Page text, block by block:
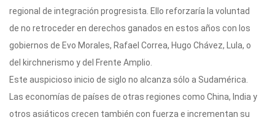
regional de integración progresista. Ello reforzaría la voluntad
de no retroceder en derechos ganados en estos años con los
gobiernos de Evo Morales, Rafael Correa, Hugo Chávez, Lula, o
del kirchnerismo y del Frente Amplio.
Este auspicioso inicio de siglo no alcanza sólo a Sudamérica.
Las economías de países de otras regiones como China, India y
otros asiáticos crecen también con fuerza e incrementan su